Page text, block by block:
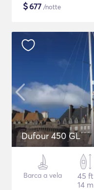
$677 /notte
Dufour 450 GL
Barca a vela
45 ft
14 m